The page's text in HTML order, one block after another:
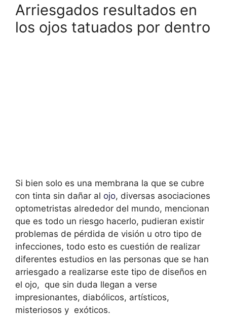
Arriesgados resultados en
los ojos tatuados por dentro
Si bien solo es una membrana la que se cubre
con tinta sin dañar al ojo, diversas asociaciones
optometristas alrededor del mundo, mencionan
que es todo un riesgo hacerlo, pudieran existir
problemas de pérdida de visión u otro tipo de
infecciones, todo esto es cuestión de realizar
diferentes estudios en las personas que se han
arriesgado a realizarse este tipo de diseños en
el ojo, que sin duda llegan a verse
impresionantes, diabólicos, artísticos,
misteriosos y exóticos.